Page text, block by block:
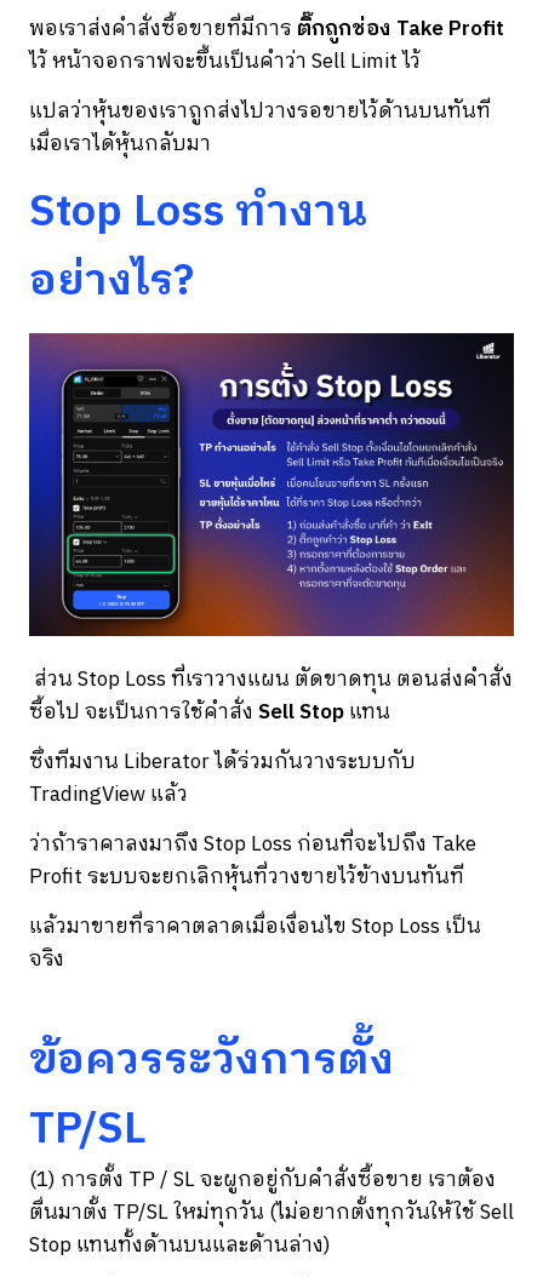
พอเราส่งคำสั่งซื้อขายที่มีการ ติ๊กถูกช่อง Take Profit
ไว้ หน้าจอกราฟจะขึ้นเป็นคำว่า Sell Limit ไว้
แปลว่าหุ้นของเราถูกส่งไปวางรอขายไว้ด้านบนทันที
เมื่อเราได้หุ้นกลับมา
Stop Loss ทำงาน
อย่างไร?
ส่วน Stop Loss ที่เราวางแผน ตัดขาดทุน ตอนส่งคำสั่ง
ซื้อไป จะเป็นการใช้คำสั่ง Sell Stopแทน
ซึ่งทีมงาน Liberator ได้ร่วมกันวางระบบกับ
TradingView แล้ว
ว่าถ้าราคาลงมาถึง Stop Loss ก่อนที่จะไปถึง Take
Profit ระบบจะยกเลิกหุ้นที่วางขายไว้ข้างบนทันที
แล้วมาขายที่ราคาตลาดเมื่อเงื่อนไข Stop Loss เป็น
จริง
ข้อควรระวังการตั้ง
TP/SL
(1) การตั้ง TP / SL จะผูกอยู่กับคำสั่งซื้อขาย เราต้อง
ตื่นมาตั้ง TP/SL ใหม่ทุกวัน (ไม่อยากตั้งทุกวันให้ใช้ Sell
Stop แทนทั้งด้านบนและด้านล่าง)